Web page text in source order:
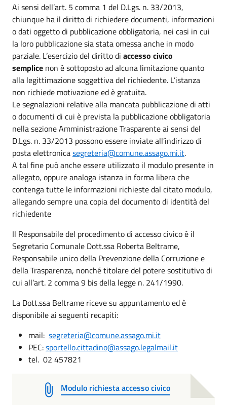
Ai sensi dell’art. 5 comma 1 del D.Lgs. n. 33/2013,
chiunque ha il diritto di richiedere documenti, informazioni
o dati oggetto di pubblicazione obbligatoria, nei casi in cui
la loro pubblicazione sia stata omessa anche in modo
parziale. L’esercizio del diritto di accesso civico
semplice non è sottoposto ad alcuna limitazione quanto
alla legittimazione soggettiva del richiedente. L’istanza
non richiede motivazione ed è gratuita.
Le segnalazioni relative alla mancata pubblicazione di atti
o documenti di cui è prevista la pubblicazione obbligatoria
nella sezione Amministrazione Trasparente ai sensi del
D.Lgs. n. 33/2013 possono essere inviate all’indirizzo di
posta elettronicasegreteria@comune.assago.mi.it.
A tal fine può anche essere utilizzato il modulo presente in
allegato, oppure analoga istanza in forma libera che
contenga tutte le informazioni richieste dal citato modulo,
allegando sempre una copia del documento di identità del
richiedente
Il Responsabile del procedimento di accesso civico è il
Segretario Comunale Dott.ssa Roberta Beltrame,
Responsabile unico della Prevenzione della Corruzione e
della Trasparenza, nonché titolare del potere sostitutivo di
cui all’art. 2 comma 9 bis della legge n. 241/1990.
La Dott.ssa Beltrame riceve su appuntamento ed è
disponibile ai seguenti recapiti:
mail: segreteria@comune.assago.mi.it
PEC:sportello.cittadino@assago.legalmail.it
tel. 02 457821
Modulo richiesta accesso civico